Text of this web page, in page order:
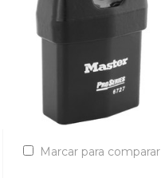
Marcar para comparar